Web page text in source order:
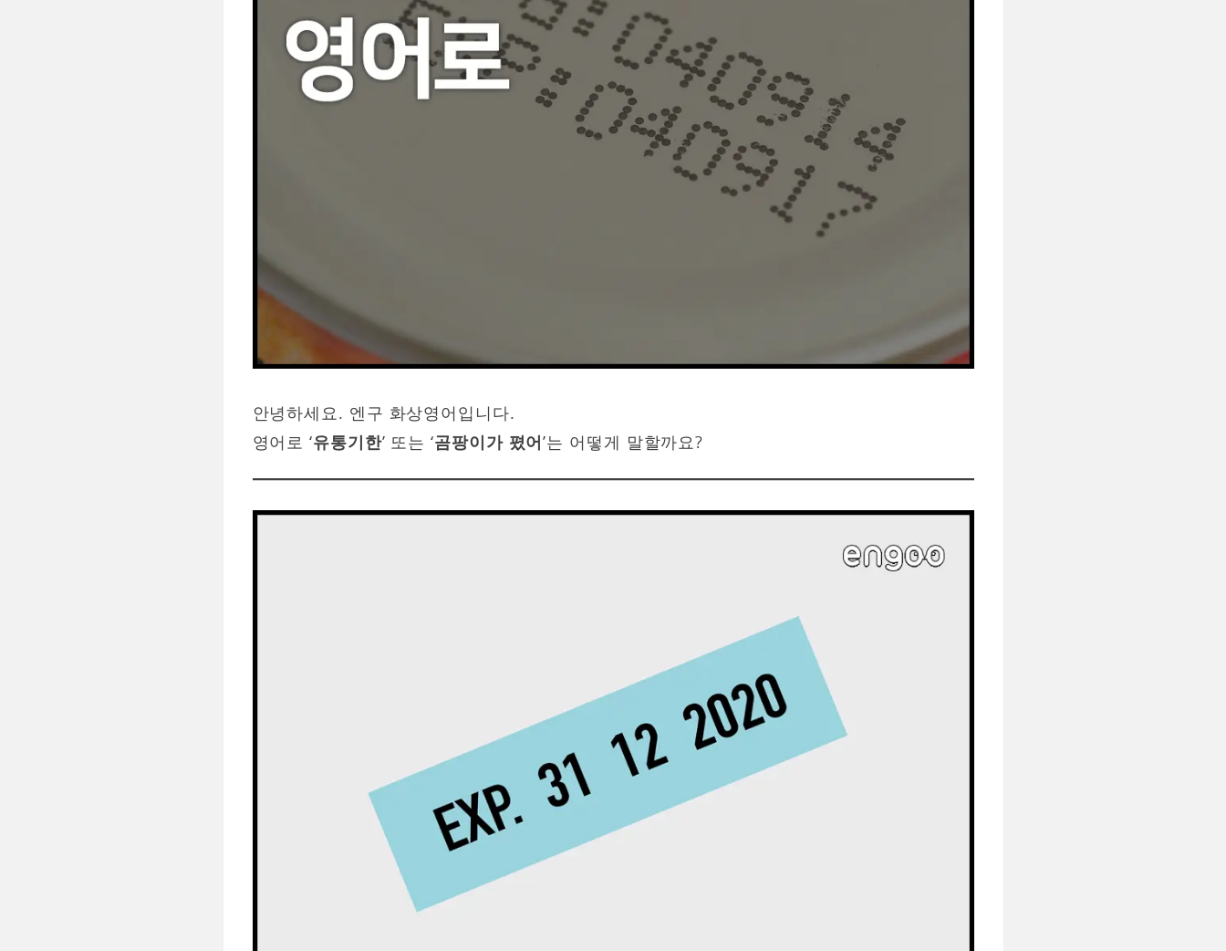
안녕하세요. 엔구 화상영어입니다.
영어로 ‘유통기한’ 또는 ‘곰팡이가 폈어’는 어떻게 말할까요?